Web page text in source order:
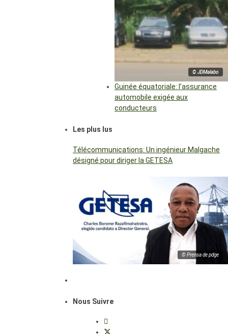
© JDMalabo
Guinée équatoriale: l’assurance
automobile exigée aux
conducteurs
Les plus lus
Télécommunications: Un ingénieur Malgache
désigné pour diriger la GETESA
© Prensa de pdge
Nous Suivre